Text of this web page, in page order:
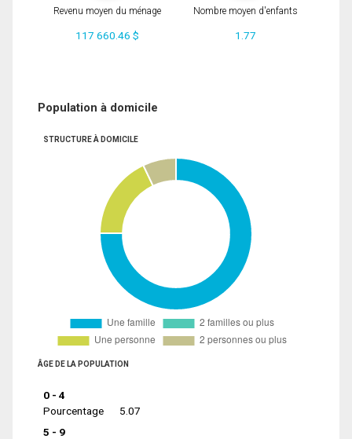
Revenu moyen du ménage
117 660.46 $
Nombre moyen d'enfants
1.77
Population à domicile
STRUCTURE À DOMICILE
ÂGE DE LA POPULATION
0 - 4
Pourcentage
5.07
5 - 9